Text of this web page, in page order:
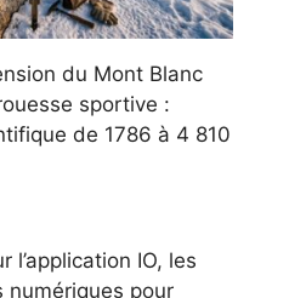
du Mont Blanc
sportive :
de 1786 à 4 810